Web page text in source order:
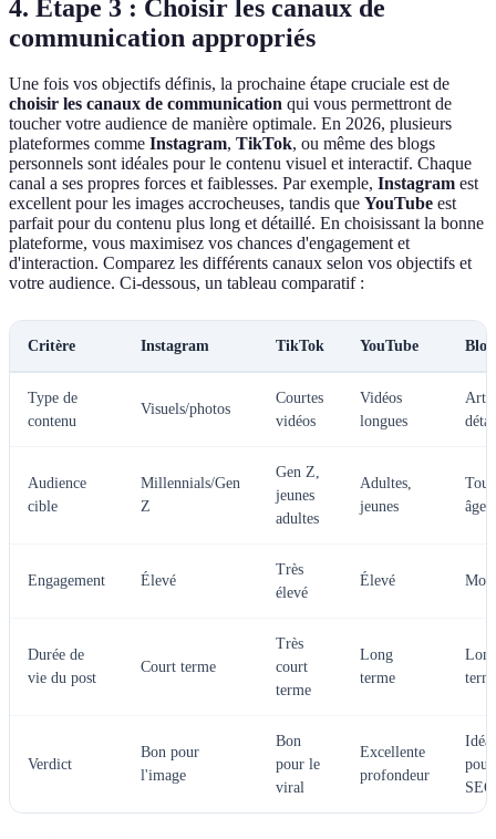
4. Étape 3 : Choisir les canaux de
communication appropriés
Une fois vos objectifs définis, la prochaine étape cruciale est de
choisir les canaux de communication qui vous permettront de
toucher votre audience de manière optimale. En 2026, plusieurs
plateformes comme Instagram, TikTok, ou même des blogs
personnels sont idéales pour le contenu visuel et interactif. Chaque
canal a ses propres forces et faiblesses. Par exemple, Instagram est
excellent pour les images accrocheuses, tandis que YouTube est
parfait pour du contenu plus long et détaillé. En choisissant la bonne
plateforme, vous maximisez vos chances d'engagement et
d'interaction. Comparez les différents canaux selon vos objectifs et
votre audience. Ci-dessous, un tableau comparatif :
Critère Instagram TikTok YouTube Blog
Type de
contenu
Visuels/photos
Courtes
vidéos
Vidéos
longues
Audience
cible
Millennials/Gen
Z
Gen Z,
jeunes
adultes
Adultes,
jeunes
Tous
âges
Engagement Élevé
Très
élevé
Élevé
Durée de
vie du post
Court terme
Très
court
terme
Long
terme
Verdict
Bon pour
l'image
Bon
pour le
viral
Excellente
profondeur
Idéal
SEO